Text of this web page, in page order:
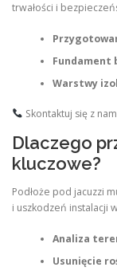
trwałości i
Fundament
Warstwy
Skontaktuj się z
Dlaczego
kluczowe?
Podłoże pod jacuzzi
i uszkodzeń instalacji
Analiza
Usunięcie